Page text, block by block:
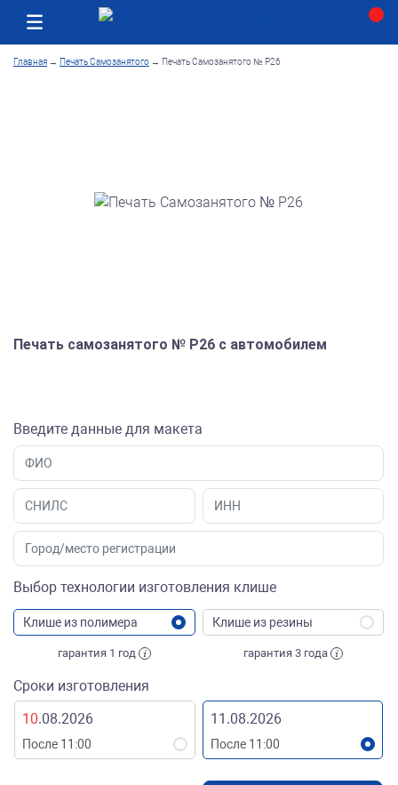
Главная → Печать Самозанятого → Печать Самозанятого № Р26
Печать самозанятого № Р26 с автомобилем
Введите данные для макета
Выбор технологии изготовления клише
Клише из полимера
гарантия 1 год
Клише из резины
гарантия 3 года
Сроки изготовления
10.08.2026
После 11:00
11.08.2026
После 11:00